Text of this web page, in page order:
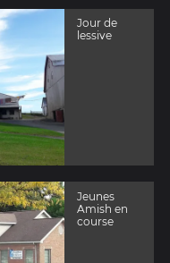
Jour de
lessive
Jeunes
Amish en
course